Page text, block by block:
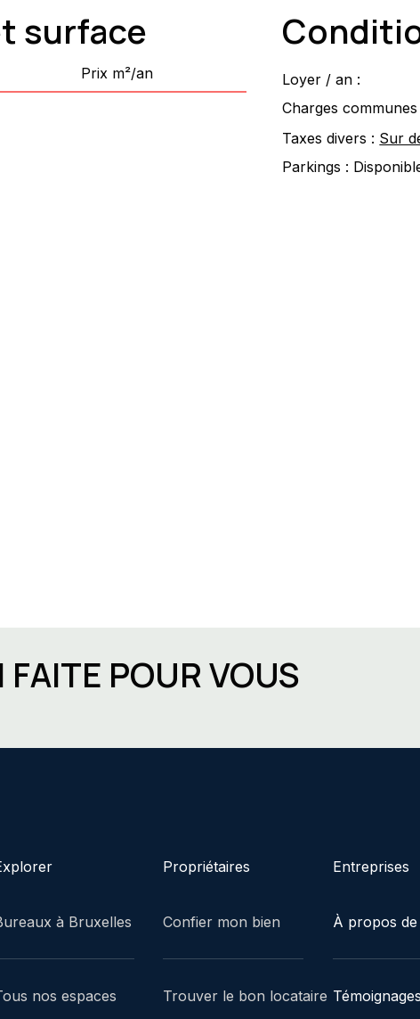
surface
Prix m²/an
Loyer / an :
Charges communes
Taxes divers : Sur
Parkings :
POUR VOUS
à Bruxelles
nos espaces
Propriétaires
Confier mon bien
Trouver le bon locataire
Entreprises
À propos
Témoignages